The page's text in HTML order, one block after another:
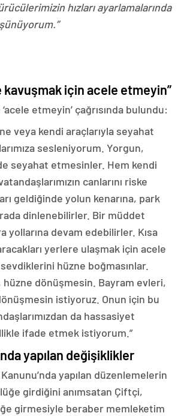
hızları ayarlamalarında
kavuşmak için acele etmeyin”
etmeyin’ çağrısında bulundu:
veya kendi araçlarıyla seyahat
sesleniyorum. Yorgun,
seyahat etmesinler. Hem kendi
canlarını riske
geldiğinde yolun kenarına, park
dinlenebilirler. Bir müddet
yollarına devam edebilirler. Kısa
yerlere ulaşmak için acele
hüzne boğmasınlar.
hüzne dönüşmesin. Bayram evleri,
istiyoruz. Onun için bu
da hassasiyet
ifade etmek istiyorum.”
yapılan değişiklikler
yapılan düzenlemelerin
girdiğini anımsatan Çiftçi,
girmesiyle beraber memleketim